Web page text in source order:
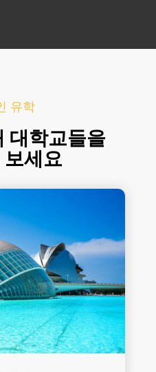
유학
대학교들을
세요